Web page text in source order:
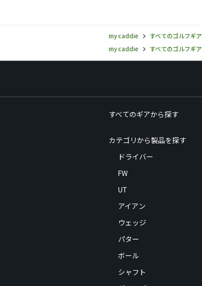
my caddie すべてのゴルフギア
my caddie
すべてのゴルフギア
すべてのギアから探す
カテゴリから製品を探す
ドライバー
FW
UT
アイアン
ウェッジ
パター
ボール
シャフト